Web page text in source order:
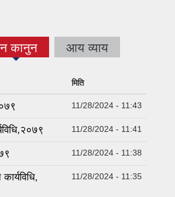
कानुन
(active
आय व्याय
मिति
11/28/2024 - 11:43
11/28/2024 - 11:41
11/28/2024 - 11:38
11/28/2024 - 11:35